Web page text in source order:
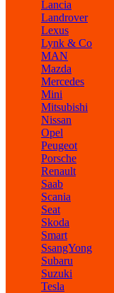
Lancia
Landrover
Lexus
Lynk & Co
MAN
Mazda
Mercedes
Mini
Mitsubishi
Nissan
Opel
Peugeot
Porsche
Renault
Saab
Scania
Seat
Skoda
Smart
SsangYong
Subaru
Suzuki
Tesla